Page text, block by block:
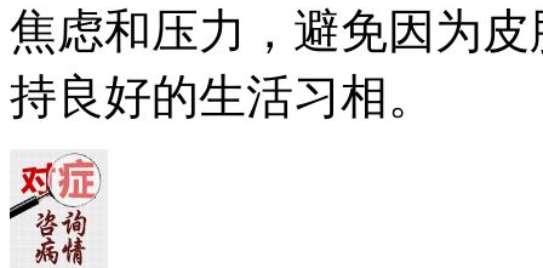
焦虑和压力，避免因为
持良好的生活习相。